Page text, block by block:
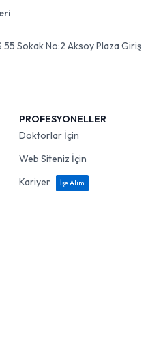
55 Sokak No:2 Aksoy Plaza Giriş
PROFESYONELLER
Doktorlar İçin
Web Siteniz İçin
Kariyer
İşe Alım